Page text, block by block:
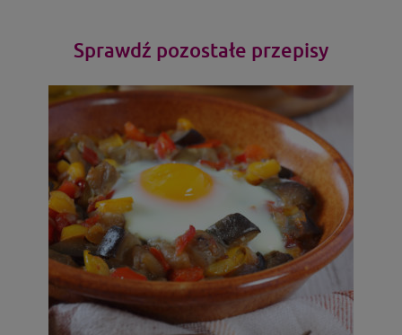
Sprawdź pozostałe przepisy